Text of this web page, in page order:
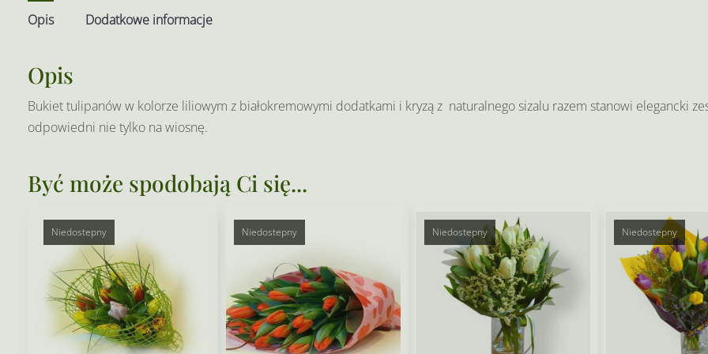
Opis Dodatkowe informacje
Opis
Bukiet tulipanów w kolorze liliowym z białokremowymi dodatkami i kryzą z naturalnego sizalu razem stanowi elegancki
odpowiedni nie tylko na wiosnę.
Być może spodobają Ci się...
Niedostepny Niedostepny Niedostepny Niedostepny